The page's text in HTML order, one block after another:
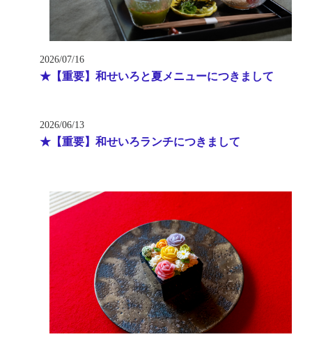
2026/07/16
★【重要】和せいろと夏メニューにつきまして
2026/06/13
★【重要】和せいろランチにつきまして